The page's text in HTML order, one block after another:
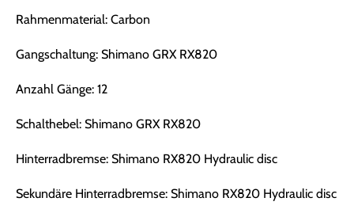
Rahmenmaterial: Carbon
Gangschaltung: Shimano GRX RX820
Anzahl Gänge: 12
Schalthebel: Shimano GRX RX820
Hinterradbremse: Shimano RX820 Hydraulic disc
Sekundäre Hinterradbremse: Shimano RX820 Hydraulic disc